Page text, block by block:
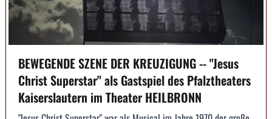
BEWEGENDE SZENE DER KREUZIGUNG -- "Jesus
Christ Superstar" als Gastspiel des Pfalztheaters
Kaiserslautern im Theater HEILBRONN